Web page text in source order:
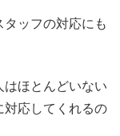
ッフの対応にも
ほとんどいない
対応してくれるの